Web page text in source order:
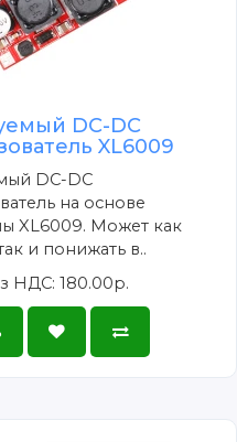
DC-DC
XL6009
DC-DC
на основе
XL6009. Может как
и понижать в..
НДС: 180.00р.